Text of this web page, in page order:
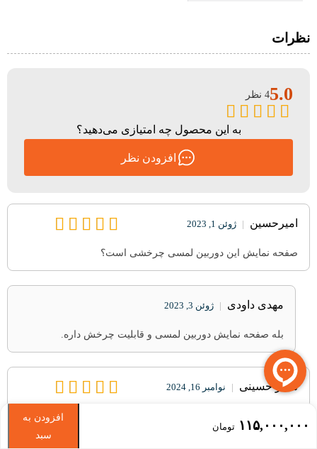
نظرات
امیرحسین | ژوئن 1, 2023
صفحه نمایش این دوربین لمسی چرخشی است؟
مهدی داودی | ژوئن 3, 2023
بله صفحه نمایش دوربین لمسی و قابلیت چرخش داره.
سحر حسینی | نوامبر 16, 2024
سلام وقت بخیر دوربین سونی zv-e10 از چه نوع پردازشگری استفاده
می کند؟ ممنون میشم راهنمایی کنید
5.04 نظر
به این محصول چه امتیازی می‌دهید؟
افزودن نظر
۱۱۵,۰۰۰,۰۰۰ تومان
افزودن به
سبد